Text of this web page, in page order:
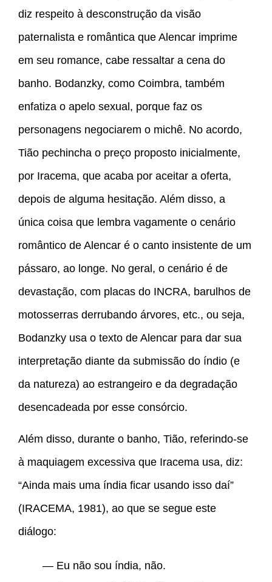
diz respeito à desconstrução da visão
paternalista e romântica que Alencar imprime
em seu romance, cabe ressaltar a cena do
banho. Bodanzky, como Coimbra, também
enfatiza o apelo sexual, porque faz os
personagens negociarem o michê. No acordo,
Tião pechincha o preço proposto inicialmente,
por Iracema, que acaba por aceitar a oferta,
depois de alguma hesitação. Além disso, a
única coisa que lembra vagamente o cenário
romântico de Alencar é o canto insistente de um
pássaro, ao longe. No geral, o cenário é de
devastação, com placas do INCRA, barulhos de
motosserras derrubando árvores, etc., ou seja,
Bodanzky usa o texto de Alencar para dar sua
interpretação diante da submissão do índio (e
da natureza) ao estrangeiro e da degradação
desencadeada por esse consórcio.
Além disso, durante o banho, Tião, referindo-se
à maquiagem excessiva que Iracema usa, diz:
“Ainda mais uma índia ficar usando isso daí”
(IRACEMA, 1981), ao que se segue este
diálogo:
— Eu não sou índia, não.